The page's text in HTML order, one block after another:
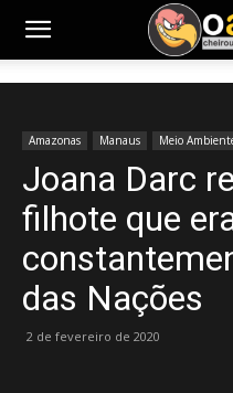
Amazonas Manaus Meio
Joana Darc
filhote que
das Nações
2 de fevereiro de 2020